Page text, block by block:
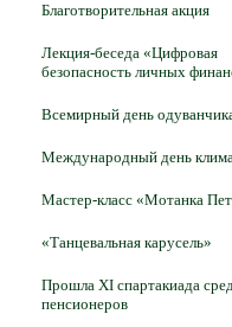
Благотворительная акция
Лекция-беседа «Цифровая
безопасность личных
Всемирный день
Международный день
Мастер-класс «Мотанка
«Танцевальная карусель»
Прошла XI спартакиада
пенсионеров